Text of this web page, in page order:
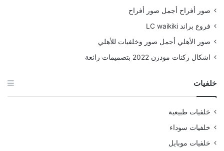
صور أفراح أجمل صور أفراح
فروع براند LC waikiki
صور الأهلي أجمل صور وخلفيات للأهلي
اشكال ركنات مودرن 2022 بتصميمات رائعة
خلفيات
خلفيات طبيعية
خلفيات سوداء
خلفيات موبايل